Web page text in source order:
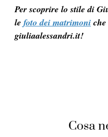
Per scoprire lo stile di
le foto dei matrimoni
giuliaalessandri.it!
Cosa